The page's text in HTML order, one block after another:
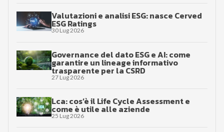
Valutazioni e analisi ESG: nasce Cerved
ESG Ratings
30 Lug 2026
Governance del dato ESG e AI: come
garantire un lineage informativo
trasparente per la CSRD
27 Lug 2026
Lca: cos’è il Life Cycle Assessment e
come è utile alle aziende
25 Lug 2026